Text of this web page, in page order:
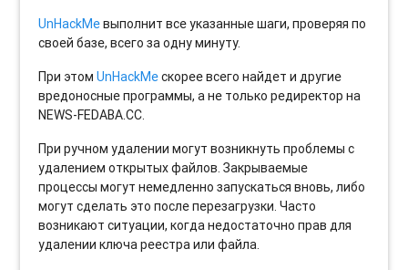
UnHackMeвыполнит все указанные шаги, проверяя по
своей базе, всего за одну минуту.
При этомUnHackMeскорее всего найдет и другие
вредоносные программы, а не только редиректор на
NEWS-FEDABA.CC.
При ручном удалении могут возникнуть проблемы с
удалением открытых файлов. Закрываемые
процессы могут немедленно запускаться вновь, либо
могут сделать это после перезагрузки. Часто
возникают ситуации, когда недостаточно прав для
удалении ключа реестра или файла.